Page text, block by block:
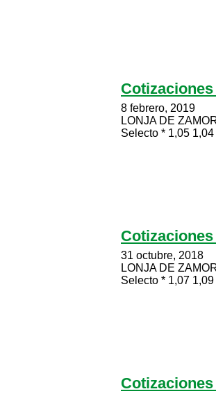
8 febrero, 2019
LONJA DE
Selecto * 1,05
31 octubre, 2018
LONJA DE
Selecto * 1,07